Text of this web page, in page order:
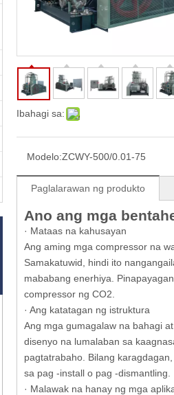
Ibahagi sa:
Modelo:ZCWY-500/0.01-75
Paglalarawan ng produkto
Ano ang mga
· Mataas na kahusayan
Ang aming mga compressor na
Samakatuwid, hindi ito
mababang enerhiya.
compressor ng CO2.
· Ang katatagan ng istruktura
Ang mga gumagalaw na bahagi
disenyo na lumalaban sa
pagtatrabaho. Bilang
sa pag -install o pag -dismantling.
· Malawak na hanay ng mga